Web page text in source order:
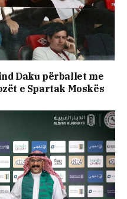
Daku përballet me
e Spartak Moskës